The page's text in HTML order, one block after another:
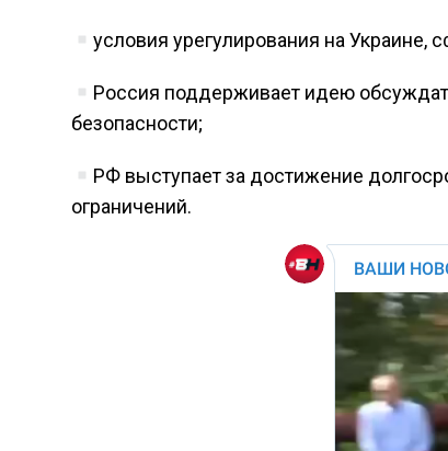
условия урегулирования на Украине,
Россия поддерживает идею
безопасности;
РФ выступает за достижение
ограничений.